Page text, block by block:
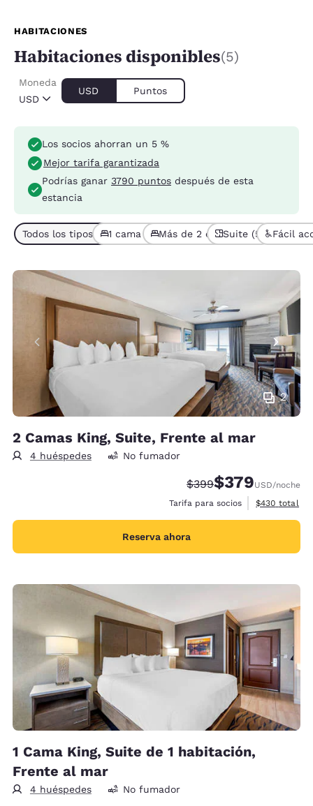
HABITACIONES
Habitaciones disponibles(5)
USD
Moneda
USD Puntos
Los socios ahorran un 5 %
Mejor tarifa garantizada
Podrías ganar 3790 puntos después de esta
estancia
Todos los tipos de habitaciones (5)
1 cama (4)Más de 2 camas (1)
Suite (5) Fácil
2
2 Camas King, Suite, Frente al mar
4 huéspedes No fumador
Tarifa tachada:
$399Tarifa reducida:
$379USD/noche
Tarifa para socios
Ver detalles
$430 total
Reserva ahora
1 Cama King, Suite de 1 habitación,
Frente al mar
4 huéspedes No fumador